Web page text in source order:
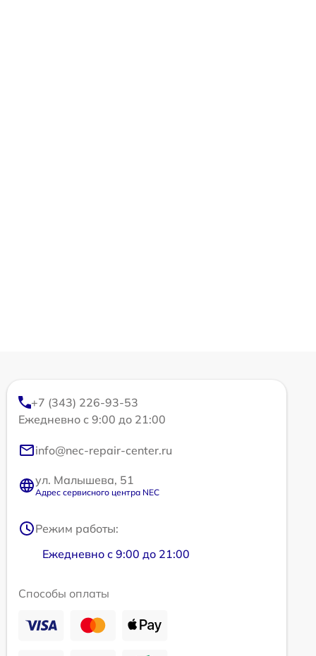
+7 (343) 226-93-53
Ежедневно с 9:00 до 21:00
info@nec-repair-center.ru
ул. Малышева, 51
Адрес сервисного центра NEC
Режим работы:
Ежедневно с 9:00 до 21:00
Способы оплаты